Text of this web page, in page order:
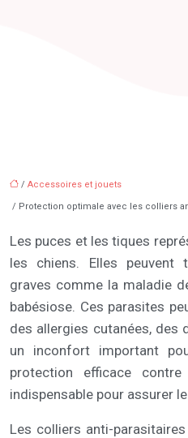
/ Accessoires et jouets
/ Protection optimale avec les colliers
Les puces et les tiques
les chiens. Elles peuvent
graves comme la maladie
babésiose. Ces parasites
des allergies cutanées, des
un inconfort important
protection efficace
indispensable pour assurer
Les colliers anti-